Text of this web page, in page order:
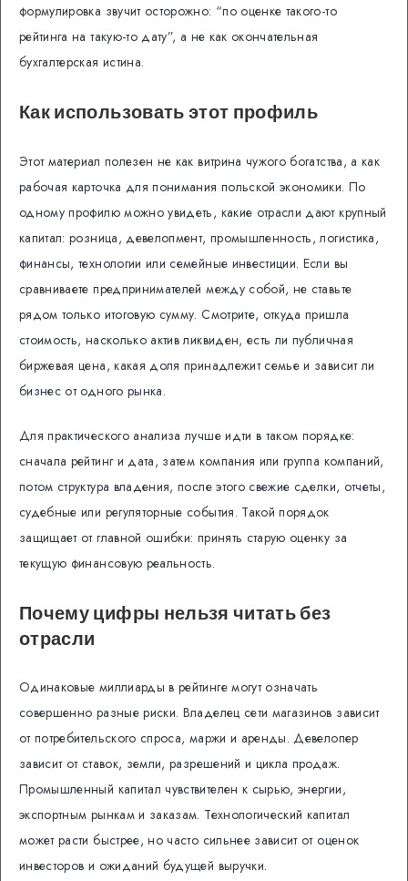
формулировка звучит осторожно: “по оценке такого-то
рейтинга на такую-то дату”, а не как окончательная
бухгалтерская истина.
Как использовать этот профиль
Этот материал полезен не как витрина чужого богатства, а как
рабочая карточка для понимания польской экономики. По
одному профилю можно увидеть, какие отрасли дают крупный
капитал: розница, девелопмент, промышленность, логистика,
финансы, технологии или семейные инвестиции. Если вы
сравниваете предпринимателей между собой, не ставьте
рядом только итоговую сумму. Смотрите, откуда пришла
стоимость, насколько актив ликвиден, есть ли публичная
биржевая цена, какая доля принадлежит семье и зависит ли
бизнес от одного рынка.
Для практического анализа лучше идти в таком порядке:
сначала рейтинг и дата, затем компания или группа компаний,
потом структура владения, после этого свежие сделки, отчеты,
судебные или регуляторные события. Такой порядок
защищает от главной ошибки: принять старую оценку за
текущую финансовую реальность.
Почему цифры нельзя читать без
отрасли
Одинаковые миллиарды в рейтинге могут означать
совершенно разные риски. Владелец сети магазинов зависит
от потребительского спроса, маржи и аренды. Девелопер
зависит от ставок, земли, разрешений и цикла продаж.
Промышленный капитал чувствителен к сырью, энергии,
экспортным рынкам и заказам. Технологический капитал
может расти быстрее, но часто сильнее зависит от оценок
инвесторов и ожиданий будущей выручки.